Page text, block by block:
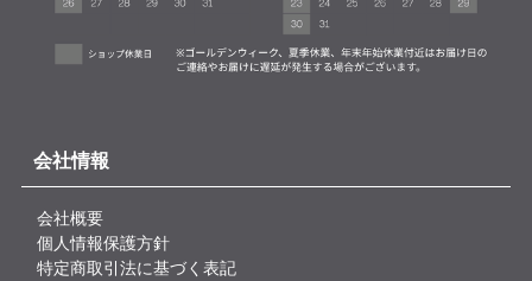
会社情報
会社概要
個人情報保護方針
特定商取引法に基づく表記